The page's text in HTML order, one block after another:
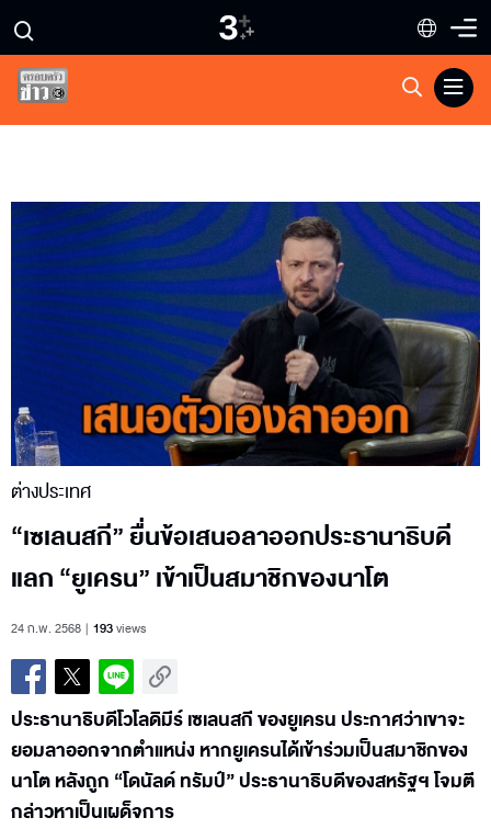
ต่างประเทศ
“เซเลนสกี” ยื่นข้อเสนอลาออกประธานาธิบดี
แลก “ยูเครน” เข้าเป็นสมาชิกของนาโต
24 ก.พ. 2568 193views
ประธานาธิบดีโวโลดิมีร์ เซเลนสกี ของยูเครน ประกาศว่าเขาจะ
ยอมลาออกจากตำแหน่ง หากยูเครนได้เข้าร่วมเป็นสมาชิกของ
นาโต หลังถูก “โดนัลด์ ทรัมป์” ประธานาธิบดีของสหรัฐฯ โจมตี
กล่าวหาเป็นเผด็จการ